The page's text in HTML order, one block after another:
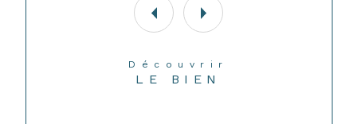
Découvrir
LE BIEN